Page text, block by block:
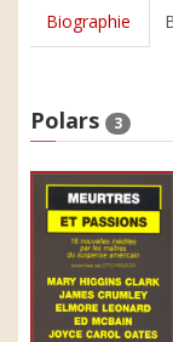
Biographie
Polars 3